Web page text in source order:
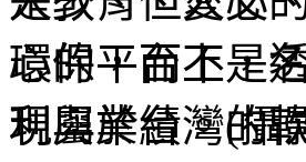
心的平台上，
現屬於台灣的